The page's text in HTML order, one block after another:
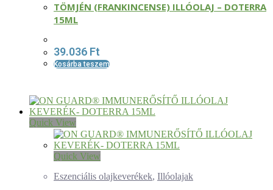
TÖMJÉN (FRANKINCENSE) ILLÓOLAJ – DOTERRA
15ML
39.036 Ft
Kosárba teszem
Quick View
Quick View
Eszenciális olajkeverékek, Illóolajak